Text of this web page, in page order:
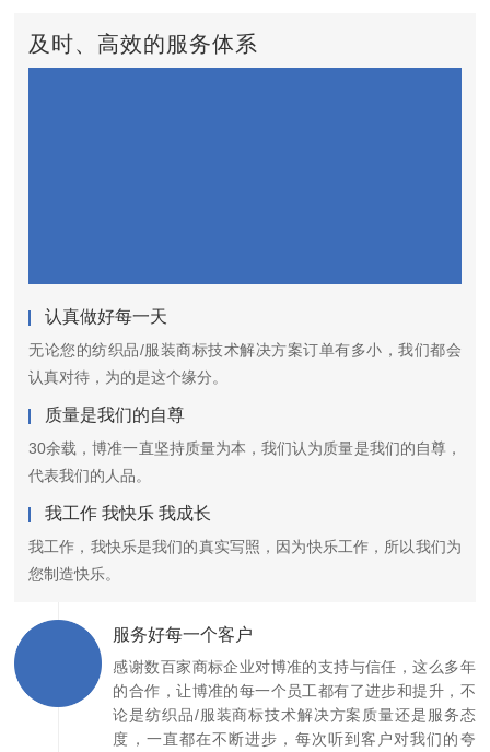
及时、高效的服务体系
认真做好每一天
无论您的纺织品/服装商标技术解决方案订单有多小，我们都会
认真对待，为的是这个缘分。
质量是我们的自尊
30余载，博准一直坚持质量为本，我们认为质量是我们的自尊，
代表我们的人品。
我工作 我快乐 我成长
我工作，我快乐是我们的真实写照，因为快乐工作，所以我们为
您制造快乐。
服务好每一个客户
感谢数百家商标企业对博准的支持与信任，这么多年
的合作，让博准的每一个员工都有了进步和提升，不
论是纺织品/服装商标技术解决方案质量还是服务态
度，一直都在不断进步，每次听到客户对我们的夸